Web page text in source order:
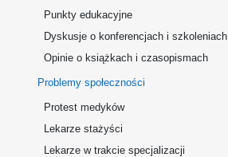
Punkty edukacyjne
Dyskusje o konferencjach i szkoleniach
Opinie o książkach i czasopismach
Problemy społeczności
Protest medyków
Lekarze stażyści
Lekarze w trakcie specjalizacji